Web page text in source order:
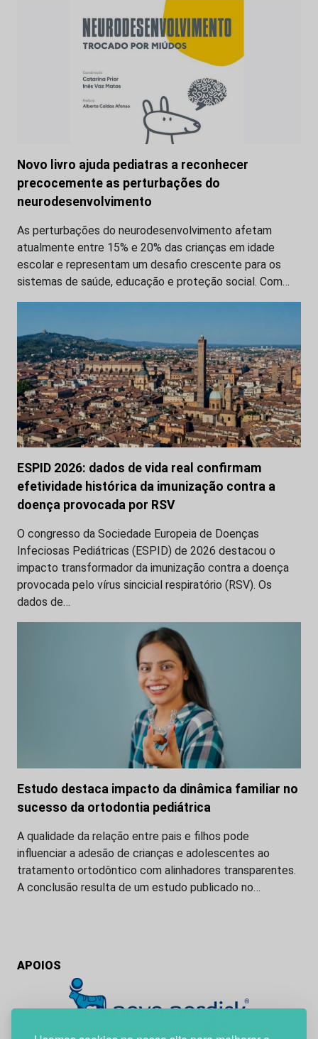
Novo livro ajuda pediatras a reconhecer
precocemente as perturbações do
neurodesenvolvimento
As perturbações do neurodesenvolvimento afetam
atualmente entre 15% e 20% das crianças em idade
escolar e representam um desafio crescente para os
sistemas de saúde, educação e proteção social. Com…
ESPID 2026: dados de vida real confirmam
efetividade histórica da imunização contra a
doença provocada por RSV
O congresso da Sociedade Europeia de Doenças
Infeciosas Pediátricas (ESPID) de 2026 destacou o
impacto transformador da imunização contra a doença
provocada pelo vírus sincicial respiratório (RSV). Os
dados de…
Estudo destaca impacto da dinâmica familiar no
sucesso da ortodontia pediátrica
A qualidade da relação entre pais e filhos pode
influenciar a adesão de crianças e adolescentes ao
tratamento ortodôntico com alinhadores transparentes.
A conclusão resulta de um estudo publicado no…
APOIOS